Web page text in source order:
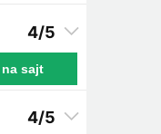
4/5
sajt
4/5